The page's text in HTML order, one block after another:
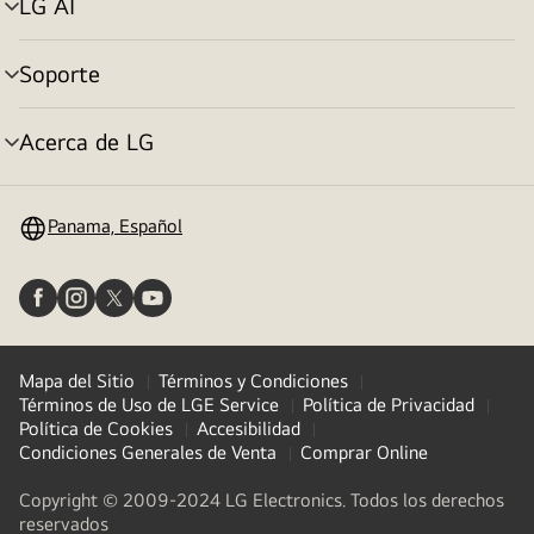
Alternar
menú
Soporte
Alternar
menú
Acerca de LG
Alternar
Panama, Español
Mapa del Sitio
Términos y Condiciones
Términos de Uso de LGE Service
Política de Privacidad
Política de Cookies
Accesibilidad
Condiciones Generales de Venta
Comprar Online
Copyright © 2009-2024 LG Electronics. Todos los derechos
reservados